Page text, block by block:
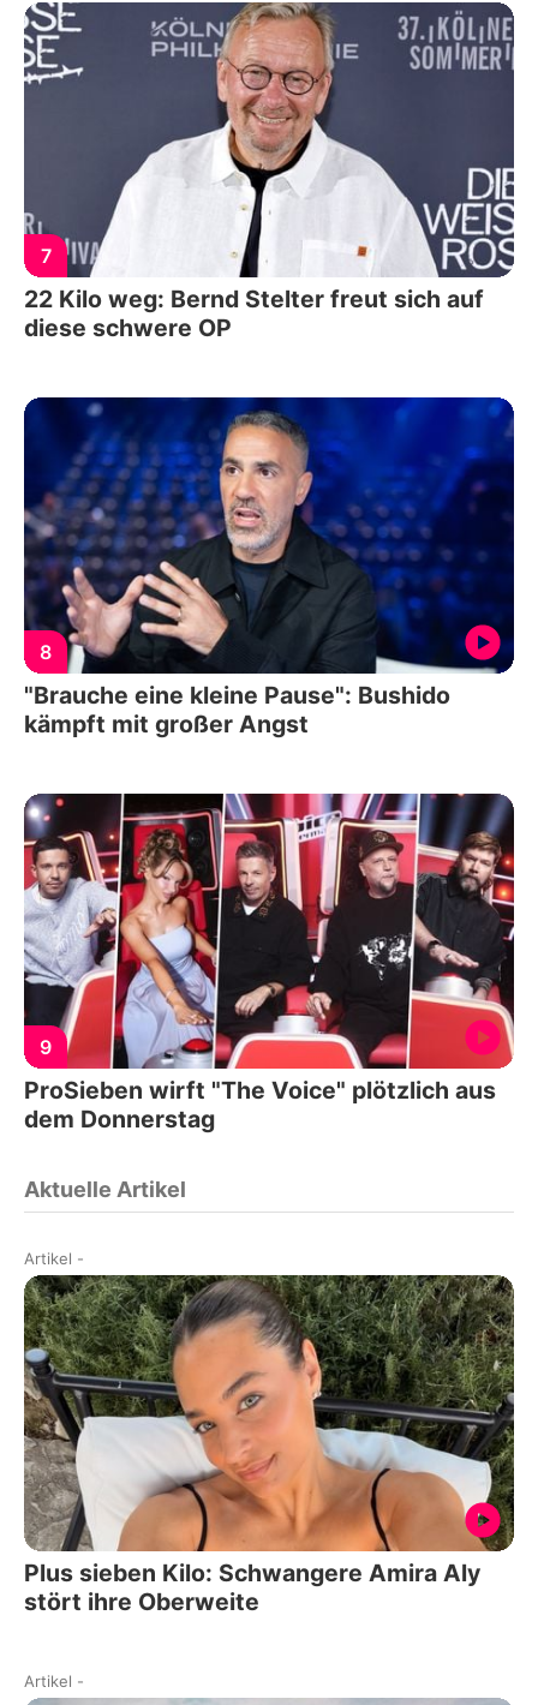
7
22 Kilo weg: Bernd Stelter freut sich auf
diese schwere OP
8
"Brauche eine kleine Pause": Bushido
kämpft mit großer Angst
9
ProSieben wirft "The Voice" plötzlich aus
dem Donnerstag
Aktuelle Artikel
Artikel -
Plus sieben Kilo: Schwangere Amira Aly
stört ihre Oberweite
Artikel -